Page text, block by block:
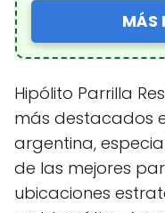
MÁS
Hipólito Parrilla
más destacados
argentina,
de las mejores
ubicaciones